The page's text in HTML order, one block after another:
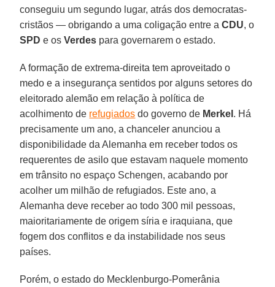
conseguiu um segundo lugar, atrás dos democratas-
cristãos — obrigando a uma coligação entre aCDU, o
SPD e osVerdes para governarem o estado.
A formação de extrema-direita tem aproveitado o
medo e a insegurança sentidos por alguns setores do
eleitorado alemão em relação à política de
acolhimento de refugiados do governo de Merkel . Há
precisamente um ano, a chanceler anunciou a
disponibilidade da Alemanha em receber todos os
requerentes de asilo que estavam naquele momento
em trânsito no espaço Schengen, acabando por
acolher um milhão de refugiados. Este ano, a
Alemanha deve receber ao todo 300 mil pessoas,
maioritariamente de origem síria e iraquiana, que
fogem dos conflitos e da instabilidade nos seus
países.
Porém, o estado do Mecklenburgo-Pomerânia